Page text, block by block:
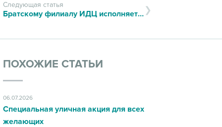
Следующая статья
Братскому филиалу ИДЦ исполняется один год!
ПОХОЖИЕ СТАТЬИ
06.07.2026
Специальная уличная акция для всех
желающих